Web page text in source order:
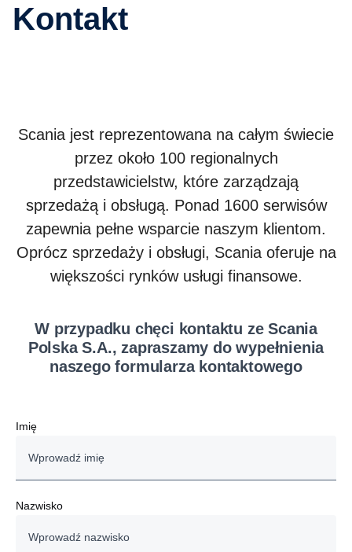
Kontakt
Scania jest reprezentowana na całym świecie
przez około 100 regionalnych
przedstawicielstw, które zarządzają
sprzedażą i obsługą. Ponad 1600 serwisów
zapewnia pełne wsparcie naszym klientom.
Oprócz sprzedaży i obsługi, Scania oferuje na
większości rynków usługi finansowe.
W przypadku chęci kontaktu ze Scania
Polska S.A., zapraszamy do wypełnienia
naszego formularza kontaktowego
Imię
Nazwisko